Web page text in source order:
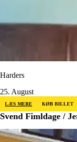
Harders
25. August
LÆS MERE KØB BILLET
Svend Fimldage /